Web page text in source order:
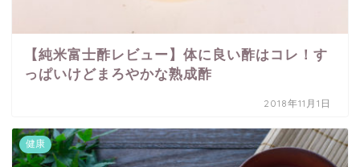
【純米富士酢レビュー】体に良い酢はコレ！す
っぱいけどまろやかな熟成酢
2018年11月1日
健康